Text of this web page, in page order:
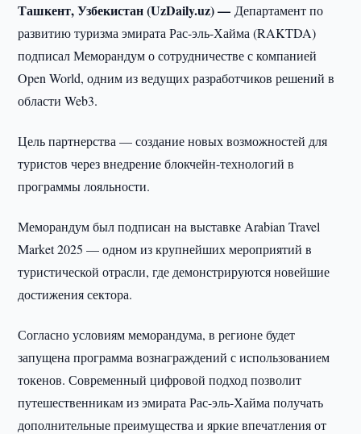
Ташкент, Узбекистан (UzDaily.uz) —Департамент по
развитию туризма эмирата Рас-эль-Хайма (RAKTDA)
подписал Меморандум о сотрудничестве с компанией
Open World, одним из ведущих разработчиков решений в
области Web3.
Цель партнерства — создание новых возможностей для
туристов через внедрение блокчейн-технологий в
программы лояльности.
Меморандум был подписан на выставке Arabian Travel
Market 2025 — одном из крупнейших мероприятий в
туристической отрасли, где демонстрируются новейшие
достижения сектора.
Согласно условиям меморандума, в регионе будет
запущена программа вознаграждений с использованием
токенов. Современный цифровой подход позволит
путешественникам из эмирата Рас-эль-Хайма получать
дополнительные преимущества и яркие впечатления от